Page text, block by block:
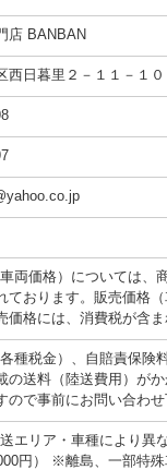
店 BANBAN
西日暮里２－１１－１０
両価格）については、
ております。販売価格
価格には、消費税が含
種税金）、自賠責保険
の送料（陸送費用）が
ので事前にお問い合わ
エリア・車種により異
円） ※離島、一部特